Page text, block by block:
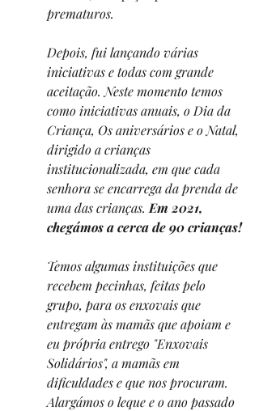
prematuros.
Depois, fui lançando várias
iniciativas e todas com grande
aceitação. Neste momento temos
como iniciativas anuais, o Dia da
Criança, Os aniversários e o Natal,
dirigido a crianças
institucionalizada, em que cada
senhora se encarrega da prenda de
uma das crianças. Em 2021,
chegámos a cerca de 90 crianças!
Temos algumas instituições que
recebem pecinhas, feitas pelo
grupo, para os enxovais que
entregam às mamãs que apoiam e
eu própria entrego "Enxovais
Solidários", a mamãs em
dificuldades e que nos procuram.
Alargámos o leque e o ano passado